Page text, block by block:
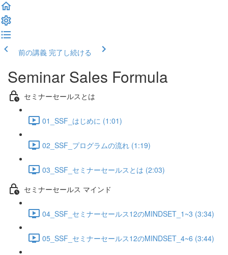
前の講義 完了し続ける
Seminar Sales Formula
セミナーセールスとは
01_SSF_はじめに (1:01)
02_SSF_プログラムの流れ (1:19)
03_SSF_セミナーセールスとは (2:03)
セミナーセールス マインド
04_SSF_セミナーセールス12のMINDSET_1~3 (3:34)
05_SSF_セミナーセールス12のMINDSET_4~6 (3:44)